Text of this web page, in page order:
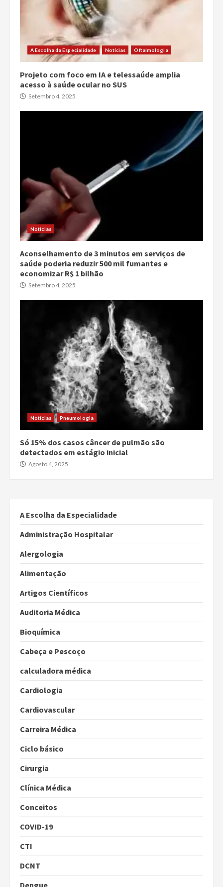
A Escolha da Especialidade Notícias Oftalmologia
Projeto com foco em IA e telessaúde amplia
acesso à saúde ocular no SUS
Setembro 4, 2025
Notícias
Aconselhamento de 3 minutos em serviços de
saúde poderia reduzir 500 mil fumantes e
economizar R$ 1 bilhão
Setembro 4, 2025
Notícias Pneumologia
Só 15% dos casos câncer de pulmão são
detectados em estágio inicial
Agosto 4, 2025
A Escolha da Especialidade
Administração Hospitalar
Alergologia
Alimentação
Artigos Científicos
Auditoria Médica
Bioquímica
Cabeça e Pescoço
calculadora médica
Cardiologia
Cardiovascular
Carreira Médica
Ciclo básico
Cirurgia
Clínica Médica
Conceitos
COVID-19
CTI
DCNT
Dengue